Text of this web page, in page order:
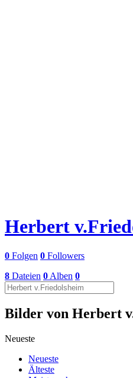
Herbert
0 Folgen 0 Followers
8 Dateien 0 Alben 0
Bilder von Herbert
Neueste
Neueste
Älteste